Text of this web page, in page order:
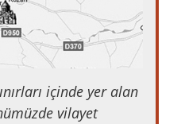
içinde yer alan
vilayet